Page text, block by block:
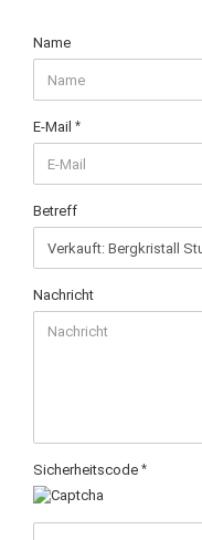
BERATUNG
&
KONTAKT
Name
E-Mail
Betreff
Nachricht
Sicherheitscode